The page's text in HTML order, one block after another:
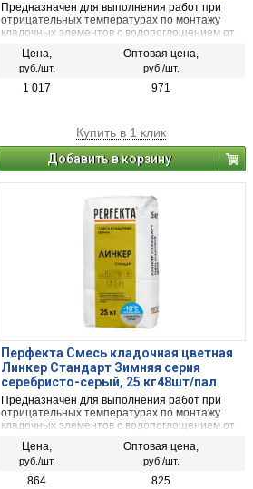
Предназначен для выполнения работ при
отрицательных температурах по монтажу
кладочных элементов с водопоглощением от
облицовочный керамический кирпич, рядовой
керамический и плотный силикатный кирпич,
кирпичи или блоки из бетона и натурального
Цена,
руб./шт.
Оптовая цена,
руб./шт.
1 017 971
Купить в 1 клик
Добавить в корзину
Перфекта Смесь кладочная цветная
Линкер Стандарт Зимняя серия
серебристо-серый, 25 кг48шт/пал
Предназначен для выполнения работ при
отрицательных температурах по монтажу
кладочных элементов с водопоглощением от
облицовочный керамический кирпич, рядовой
керамический и плотный силикатный кирпич,
кирпичи или блоки из бетона и натурального
Цена,
руб./шт.
Оптовая цена,
руб./шт.
864 825